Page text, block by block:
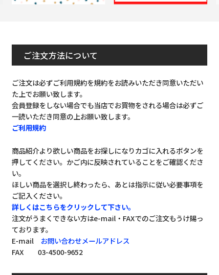
ご注文方法について
ご注文は必ずご利用規約を規約をお読みいただき同意いただい
た上でお願い致します。
会員登録をしない場合でも当店でお買物をされる場合は必ずご
一読いただき同意の上お願い致します。
ご利用規約
商品紹介より欲しい商品をお探しになりカゴに入れるボタンを
押してください。かご内に反映されていることをご確認くださ
い。
ほしい商品を選択し終わったら、あとは指示に従い必要事項を
ご記入ください。
詳しくはこちらをクリックして下さい。
注文がうまくできない方はe-mail・FAXでのご注文もうけ賜っ
ております。
E-mail お問い合わせメールアドレス
FAX 03-4500-9652